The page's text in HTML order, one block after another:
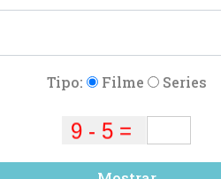
Tipo: Filme Series